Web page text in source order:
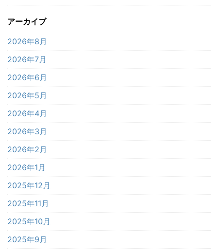
アーカイブ
2026年8月
2026年7月
2026年6月
2026年5月
2026年4月
2026年3月
2026年2月
2026年1月
2025年12月
2025年11月
2025年10月
2025年9月